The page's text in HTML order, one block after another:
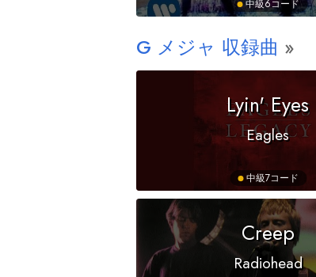
中級6コード
G メジャ 収録曲
Lyin' Eyes
Eagles
中級7コード
Creep
Radiohead